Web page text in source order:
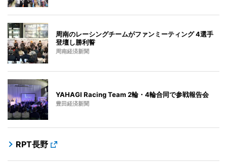
周南のレーシングチームがファンミーティング 4選手
登壇し勝利誓
周南経済新聞
YAHAGI Racing Team 2輪・4輪合同で参戦報告会
豊田経済新聞
RPT長野